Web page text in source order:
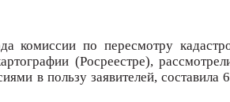
комиссии по пересмотру
(Росреестре),
в пользу заявителей,